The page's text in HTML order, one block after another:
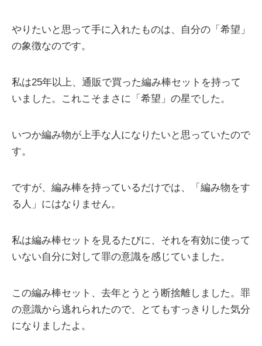
やりたいと思って手に入れたものは、自分の「希望」
の象徴なのです。
私は25年以上、通販で買った編み棒セットを持って
いました。これこそまさに「希望」の星でした。
いつか編み物が上手な人になりたいと思っていたので
す。
ですが、編み棒を持っているだけでは、「編み物をす
る人」にはなりません。
私は編み棒セットを見るたびに、それを有効に使って
いない自分に対して罪の意識を感じていました。
この編み棒セット、去年とうとう断捨離しました。罪
の意識から逃れられたので、とてもすっきりした気分
になりましたよ。